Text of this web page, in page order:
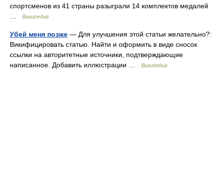
спортсменов из 41 страны разыграли 14 комплектов медалей
Википедия
Убей меня позже — Для улучшения этой статьи желательно?:
Викифицировать статью. Найти и оформить в виде сносок
ссылки на авторитетные источники, подтверждающие
написанное. Добавить иллюстрации …
Википедия